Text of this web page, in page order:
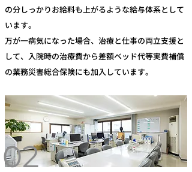
の分しっかりお給料も上がるような給与体系として
います。
万が一病気になった場合、治療と仕事の両立支援と
して、入院時の治療費から差額ベッド代等実費補償
の業務災害総合保険にも加入しています。
02